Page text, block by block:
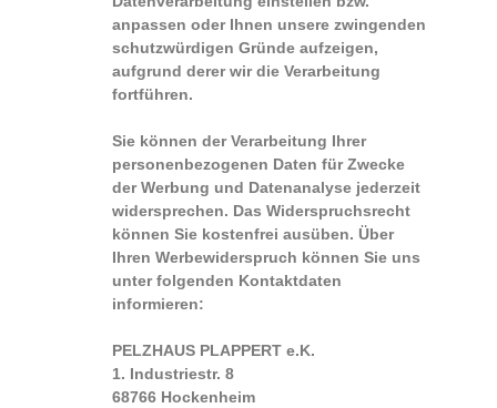
anpassen oder Ihnen unsere zwingenden
schutzwürdigen Gründe aufzeigen,
aufgrund derer wir die Verarbeitung
fortführen.
Sie können der Verarbeitung Ihrer
personenbezogenen Daten für Zwecke
der Werbung und Datenanalyse jederzeit
widersprechen. Das Widerspruchsrecht
können Sie kostenfrei ausüben. Über
Ihren Werbewiderspruch können Sie uns
unter folgenden Kontaktdaten
informieren:
PELZHAUS PLAPPERT e.K.
1. Industriestr. 8
68766 Hockenheim